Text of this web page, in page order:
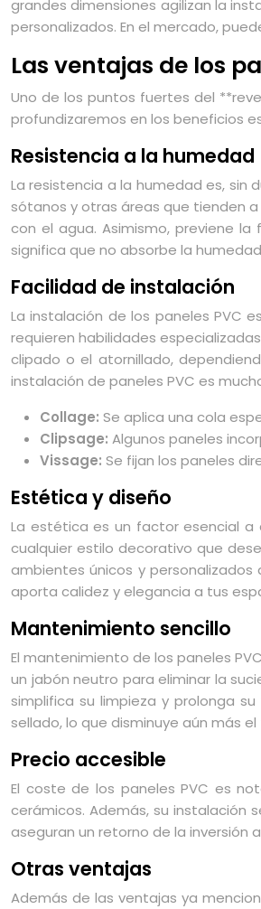
grandes dimensiones agilizan la
personalizados. En el mercado,
Las ventajas de los
Uno de los puntos fuertes del
profundizaremos en los beneficios
Resistencia a la humedad
La resistencia a la humedad es, sin
sótanos y otras áreas que tienden
con el agua. Asimismo, previene
significa que no absorbe la
Facilidad de instalación
La instalación de los paneles PVC
requieren habilidades
clipado o el atornillado,
instalación de paneles PVC es
Collage: Se aplica una cola
Clipsage: Algunos paneles
Vissage: Se fijan los paneles
Estética y diseño
La estética es un factor esencial a
cualquier estilo decorativo que
ambientes únicos y
aporta calidez y elegancia a tus
Mantenimiento sencillo
El mantenimiento de los paneles
un jabón neutro para eliminar la
simplifica su limpieza y prolonga
sellado, lo que disminuye aún más
Precio accesible
El coste de los paneles PVC es
cerámicos. Además, su instalación
aseguran un retorno de la inversión
Otras ventajas
Además de las ventajas ya